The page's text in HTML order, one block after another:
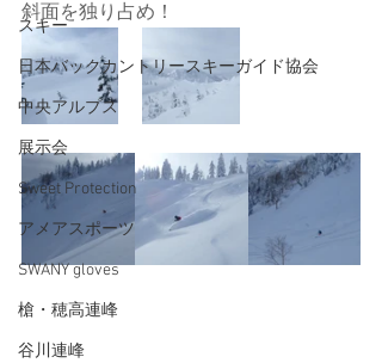
スキー
日本バックカントリースキーガイド協会
中央アルプス
展示会
Sweet Protection
アメアスポーツ
SWANY gloves
槍・穂高連峰
谷川連峰
斜面を独り占め！